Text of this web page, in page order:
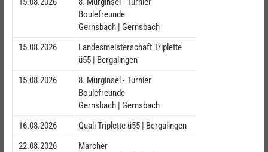
Boulefreunde
Gernsbach | Gernsbach
15.08.2026
Landesmeisterschaft Triplette
ü55 | Bergalingen
15.08.2026
8. Murginsel - Turnier
Boulefreunde
Gernsbach | Gernsbach
16.08.2026
Quali Triplette ü55 | Bergalingen
22.08.2026
Marcher